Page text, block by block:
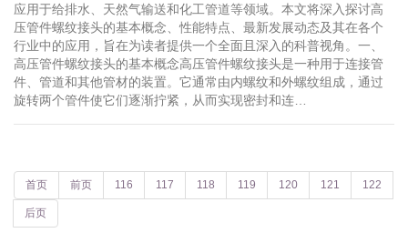
应用于给排水、天然气输送和化工管道等领域。本文将深入探讨高
压管件螺纹接头的基本概念、性能特点、最新发展动态及其在各个
行业中的应用，旨在为读者提供一个全面且深入的科普视角。一、
高压管件螺纹接头的基本概念高压管件螺纹接头是一种用于连接管
件、管道和其他管材的装置。它通常由内螺纹和外螺纹组成，通过
旋转两个管件使它们逐渐拧紧，从而实现密封和连…
首页 前页 116 117 118 119 120 121 122
后页